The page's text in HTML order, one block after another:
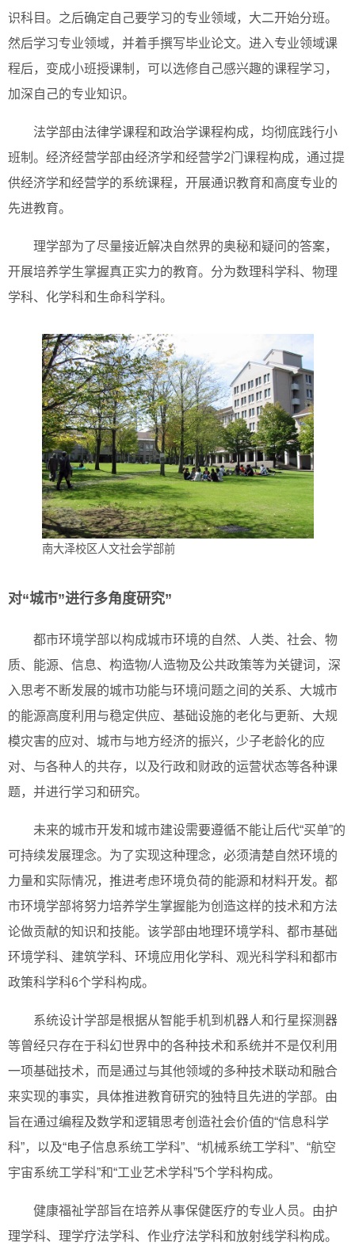
识科目。之后确定自己要学习的专业领域，大二开始分班。
然后学习专业领域，并着手撰写毕业论文。进入专业领域课
程后，变成小班授课制，可以选修自己感兴趣的课程学习，
加深自己的专业知识。
法学部由法律学课程和政治学课程构成，均彻底践行小
班制。经济经营学部由经济学和经营学2门课程构成，通过提
供经济学和经营学的系统课程，开展通识教育和高度专业的
先进教育。
理学部为了尽量接近解决自然界的奥秘和疑问的答案，
开展培养学生掌握真正实力的教育。分为数理科学科、物理
学科、化学科和生命科学科。
南大泽校区人文社会学部前
对“城市”进行多角度研究”
都市环境学部以构成城市环境的自然、人类、社会、物
质、能源、信息、构造物/人造物及公共政策等为关键词，深
入思考不断发展的城市功能与环境问题之间的关系、大城市
的能源高度利用与稳定供应、基础设施的老化与更新、大规
模灾害的应对、城市与地方经济的振兴，少子老龄化的应
对、与各种人的共存，以及行政和财政的运营状态等各种课
题，并进行学习和研究。
未来的城市开发和城市建设需要遵循不能让后代“买单”的
可持续发展理念。为了实现这种理念，必须清楚自然环境的
力量和实际情况，推进考虑环境负荷的能源和材料开发。都
市环境学部将努力培养学生掌握能为创造这样的技术和方法
论做贡献的知识和技能。该学部由地理环境学科、都市基础
环境学科、建筑学科、环境应用化学科、观光科学科和都市
政策科学科6个学科构成。
系统设计学部是根据从智能手机到机器人和行星探测器
等曾经只存在于科幻世界中的各种技术和系统并不是仅利用
一项基础技术，而是通过与其他领域的多种技术联动和融合
来实现的事实，具体推进教育研究的独特且先进的学部。由
旨在通过编程及数学和逻辑思考创造社会价值的“信息科学
科”，以及“电子信息系统工学科”、“机械系统工学科”、“航空
宇宙系统工学科”和“工业艺术学科”5个学科构成。
健康福祉学部旨在培养从事保健医疗的专业人员。由护
理学科、理学疗法学科、作业疗法学科和放射线学科构成。